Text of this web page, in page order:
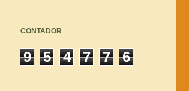
CONTADOR
9 5 4 7 7 6